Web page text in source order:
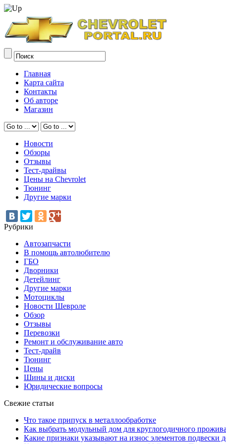
Главная
Карта сайта
Контакты
Об авторе
Магазин
Новости
Обзоры
Отзывы
Тест-драйвы
Цены на Chevrolet
Тюнинг
Другие марки
Рубрики
Автозапчасти
В помощь автолюбителю
ГБО
Дворники
Детейлинг
Другие марки
Мотоциклы
Новости Шевроле
Обзор
Отзывы
Перевозки
Ремонт и обслуживание авто
Тест-драйв
Тюнинг
Цены
Шины и диски
Юридические вопросы
Свежие статьи
Что такое припуск в металлообработке
Как выбрать модульный дом для круглогодичного
Какие признаки указывают на износ элементов подвески